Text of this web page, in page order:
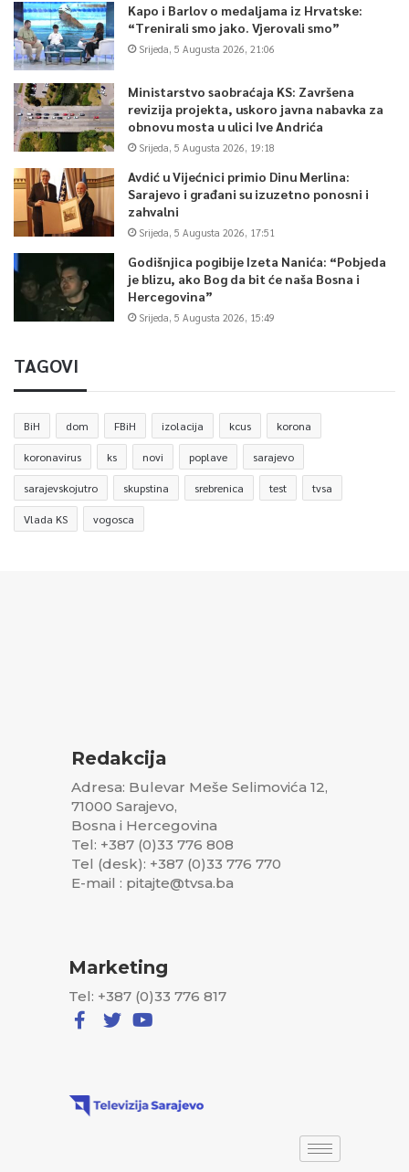
Kapo i Barlov o medaljama iz Hrvatske:
“Trenirali smo jako. Vjerovali smo”
Srijeda, 5 Augusta 2026, 21:06
Ministarstvo saobraćaja KS: Završena
revizija projekta, uskoro javna nabavka za
obnovu mosta u ulici Ive Andrića
Srijeda, 5 Augusta 2026, 19:18
Avdić u Vijećnici primio Dinu Merlina:
Sarajevo i građani su izuzetno ponosni i
zahvalni
Srijeda, 5 Augusta 2026, 17:51
Godišnjica pogibije Izeta Nanića: “Pobjeda
je blizu, ako Bog da bit će naša Bosna i
Hercegovina”
Srijeda, 5 Augusta 2026, 15:49
TAGOVI
BiH dom FBiH izolacija kcus korona
koronavirus ks novi poplave sarajevo
sarajevskojutro skupstina srebrenica test tvsa
Vlada KS vogosca
Redakcija
Adresa: Bulevar Meše Selimovića 12,
71000 Sarajevo,
Bosna i Hercegovina
Tel: +387 (0)33 776 808
Tel (desk): +387 (0)33 776 770
E-mail : pitajte@tvsa.ba
Marketing
Tel: +387 (0)33 776 817